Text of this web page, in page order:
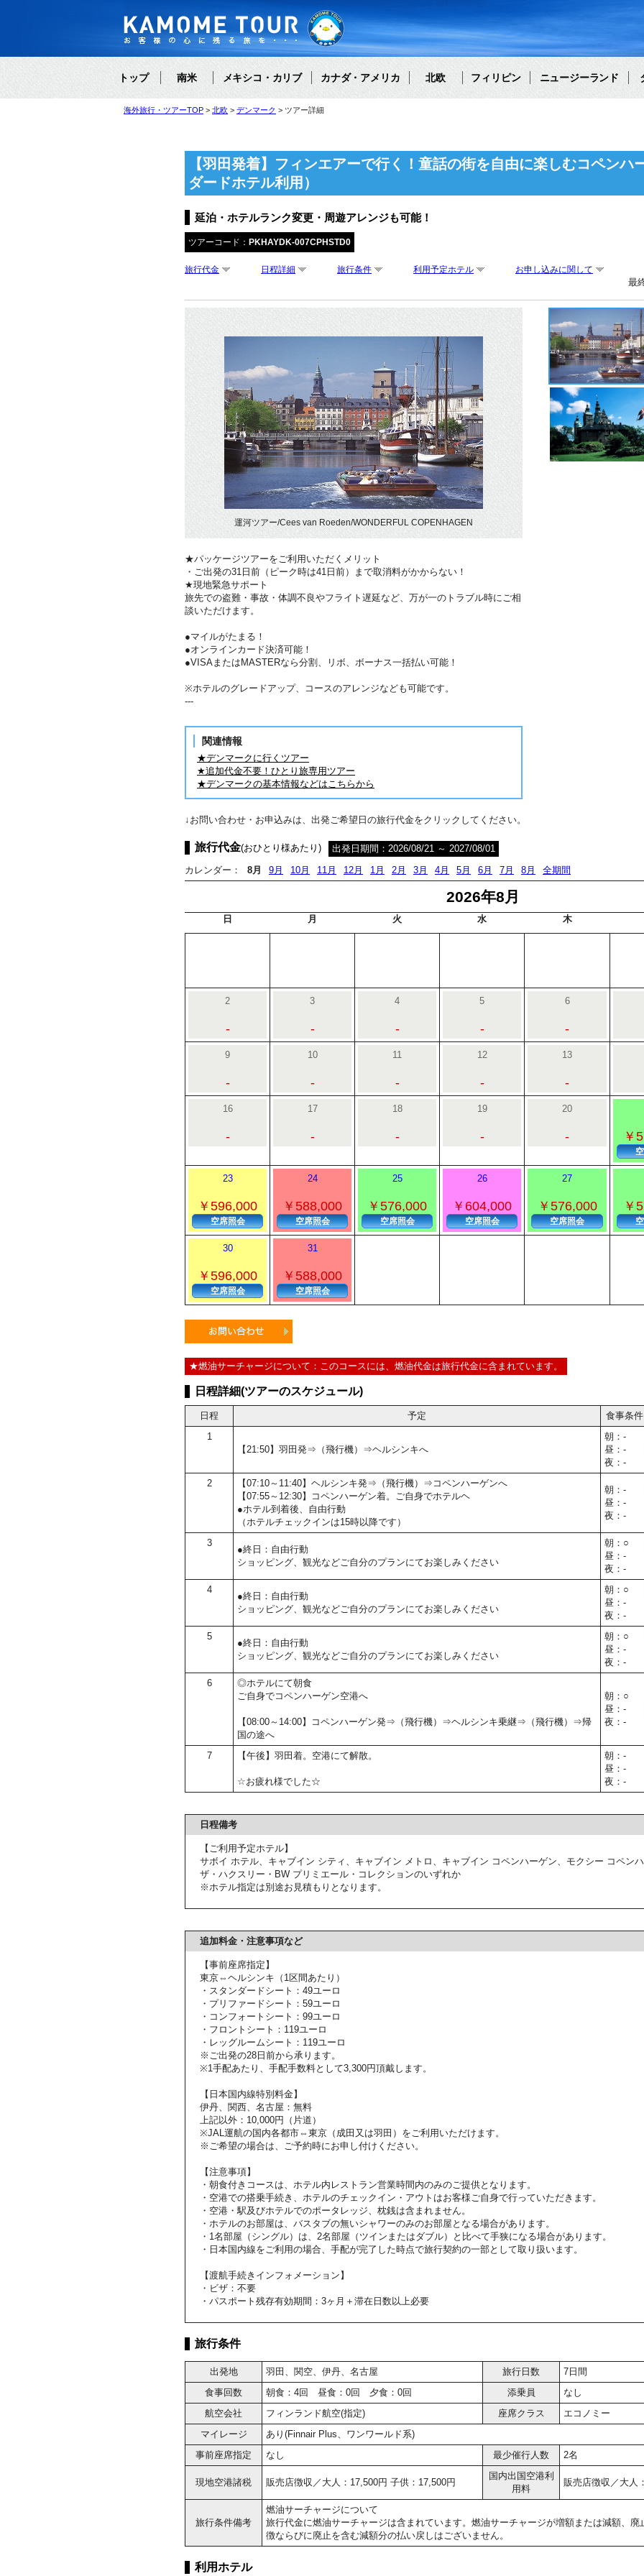
トップ 南米 メキシコ・カリブ カナダ・アメリカ 北欧 フィリピン ニュージーランド
海外旅行・ツアーTOP 北欧 デンマーク ツアー詳細
【羽田発着】フィンエアーで行く！童話の街を自由に楽しむコペンハ
ダードホテル利用）
延泊・ホテルランク変更・周遊アレンジも可能！
ツアーコード： PKHAYDK-007CPHSTD0
旅行代金 日程詳細 旅行条件 利用予定ホテル お申し込みに関して
最
運河ツアー/Cees van Roeden/WONDERFUL COPENHAGEN
★パッケージツアーをご利用いただくメリット
・ご出発の31日前（ピーク時は41日前）まで取消料がかからない！
★現地緊急サポート
旅先での盗難・事故・体調不良やフライト遅延など、万が一のトラブル時にご相
談いただけます。
●マイルがたまる！
●オンラインカード決済可能！
●VISAまたはMASTERなら分割、リボ、ボーナス一括払い可能！
※ホテルのグレードアップ、コースのアレンジなども可能です。
---
関連情報
★デンマークに行くツアー
★追加代金不要！ひとり旅専用ツアー
★デンマークの基本情報などはこちらから
↓お問い合わせ・お申込みは、出発ご希望日の旅行代金をクリックしてください。
旅行代金(おひとり様あたり)
出発日期間：2026/08/21 ～ 2027/08/01
カレンダー：
8月 9月 10月 11月 12月 1月 2月 3月 4月 5月 6月 7月 8月 全期間
2026年8月
日 月 火 水 木
2
-
3
-
4
-
5
-
6
-
9
-
10
-
11
-
12
-
13
-
16
-
17
-
18
-
19
-
20
- ￥
23
￥596,000
空席照会
24
￥588,000
空席照会
25
￥576,000
空席照会
26
￥604,000
空席照会
27
￥576,000
空席照会
￥
30
￥596,000
空席照会
31
￥588,000
空席照会
★燃油サーチャージについて：このコースには、燃油代金は旅行代金に含まれています。
日程詳細(ツアーのスケジュール)
日程 予定 食事条件
1
【21:50】羽田発⇒（飛行機）⇒ヘルシンキへ
朝：-
昼：-
夜：-
2
【07:10～11:40】ヘルシンキ発⇒（飛行機）⇒コペンハーゲンへ
【07:55～12:30】コペンハーゲン着。ご自身でホテルヘ
●ホテル到着後、自由行動
（ホテルチェックインは15時以降です）
朝：-
昼：-
夜：-
3
●終日：自由行動
ショッピング、観光などご自分のプランにてお楽しみください
朝：○
昼：-
夜：-
4
●終日：自由行動
ショッピング、観光などご自分のプランにてお楽しみください
朝：○
昼：-
夜：-
5
●終日：自由行動
ショッピング、観光などご自分のプランにてお楽しみください
朝：○
昼：-
夜：-
6
◎ホテルにて朝食
ご自身でコペンハーゲン空港へ
【08:00～14:00】コペンハーゲン発⇒（飛行機）⇒ヘルシンキ乗継⇒（飛行機）⇒帰
国の途へ
朝：○
昼：-
夜：-
7 【午後】羽田着。空港にて解散。
☆お疲れ様でした☆
朝：-
昼：-
夜：-
日程備考
【ご利用予定ホテル】
サボイ ホテル、キャブイン シティ、キャブイン メトロ、キャブイン コペンハーゲン、モクシー コペンハ
ザ・ハクスリー・BW プリミエール・コレクションのいずれか
※ホテル指定は別途お見積もりとなります。
追加料金・注意事項など
【事前座席指定】
東京⇔ヘルシンキ（1区間あたり）
・スタンダードシート：49ユーロ
・プリファードシート：59ユーロ
・コンフォートシート：99ユーロ
・フロントシート：119ユーロ
・レッグルームシート：119ユーロ
※ご出発の28日前から承ります。
※1手配あたり、手配手数料として3,300円頂戴します。
【日本国内線特別料金】
伊丹、関西、名古屋：無料
上記以外：10,000円（片道）
※JAL運航の国内各都市⇔東京（成田又は羽田）をご利用いただけます。
※ご希望の場合は、ご予約時にお申し付けください。
【注意事項】
・朝食付きコースは、ホテル内レストラン営業時間内のみのご提供となります。
・空港での搭乗手続き、ホテルのチェックイン・アウトはお客様ご自身で行っていただきます。
・空港・駅及びホテルでのポータレッジ、枕銭は含まれません。
・ホテルのお部屋は、バスタブの無いシャワーのみのお部屋となる場合があります。
・1名部屋（シングル）は、2名部屋（ツインまたはダブル）と比べて手狭になる場合があります。
・日本国内線をご利用の場合、手配が完了した時点で旅行契約の一部として取り扱います。
【渡航手続きインフォメーション】
・ビザ：不要
・パスポート残存有効期間：3ヶ月＋滞在日数以上必要
旅行条件
出発地 羽田、関空、伊丹、名古屋 旅行日数
7日間
食事回数
朝食：4回 昼食：0回 夕食：0回 添乗員
なし
航空会社
フィンランド航空(指定) 座席クラス
エコノミー
マイレージ
あり(Finnair Plus、ワンワールド系)
事前座席指定
なし 最少催行人数 2名
現地空港諸税 販売店徴収／大人：17,500円 子供：17,500円
国内出国空港利
用料
販売店徴収／大人
旅行条件備考
燃油サーチャージについて
旅行代金に燃油サーチャージは含まれています。燃油サーチャージが増額または減額、廃
徴ならびに廃止を含む減額分の払い戻しはございません。
利用ホテル